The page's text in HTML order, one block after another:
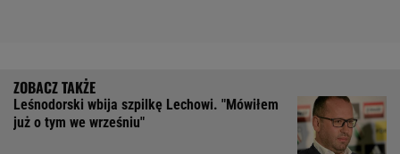
Leśnodorski wbija szpilkę Lechowi. "Mówiłem
już o tym we wrześniu"